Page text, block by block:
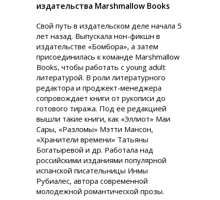
издательства Marshmallow Books
Свой путь в издательском деле начала 5
лет назад. Выпускала нон-фикшн в
издательстве «Бомбора», а затем
присоединилась к команде Marshmallow
Books, чтобы работать с young adult
литературой. В роли литературного
редактора и проджект-менеджера
сопровождает книги от рукописи до
готового тиража. Под ее редакцией
вышли такие книги, как «Эллиот» Маи
Сары, «Разломы» Мэтти Мансон,
«Хранители времени» Татьяны
Богатыревой и др. Работала над
российскими изданиями популярной
испанской писательницы Инмы
Рубиалес, автора современной
молодежной романтической прозы.